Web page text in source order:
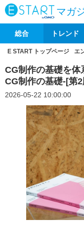
マガ
総合 トレンド
E START トップページ エ
CG制作の基礎を体
CG制作の基礎-[第
2026-05-22 10:00:00